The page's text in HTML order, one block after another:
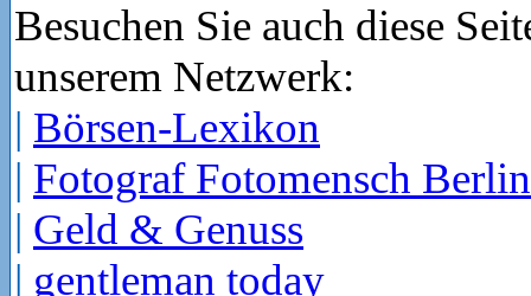
Besuchen Sie auch diese
unserem Netzwerk:
| Börsen-Lexikon
| Fotograf Fotomensch Berlin
| Geld & Genuss
| gentleman today